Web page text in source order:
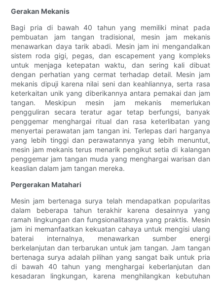
Gerakan Mekanis
Bagi pria di bawah 40 tahun yang memiliki minat pada
pembuatan jam tangan tradisional, mesin jam mekanis
menawarkan daya tarik abadi. Mesin jam ini mengandalkan
sistem roda gigi, pegas, dan escapement yang kompleks
untuk menjaga ketepatan waktu, dan sering kali dibuat
dengan perhatian yang cermat terhadap detail. Mesin jam
mekanis dipuji karena nilai seni dan keahliannya, serta rasa
keterkaitan unik yang diberikannya antara pemakai dan jam
tangan. Meskipun mesin jam mekanis memerlukan
pengguliran secara teratur agar tetap berfungsi, banyak
penggemar menghargai ritual dan rasa keterlibatan yang
menyertai perawatan jam tangan ini. Terlepas dari harganya
yang lebih tinggi dan perawatannya yang lebih menuntut,
mesin jam mekanis terus menarik pengikut setia di kalangan
penggemar jam tangan muda yang menghargai warisan dan
keaslian dalam jam tangan mereka.
Pergerakan Matahari
Mesin jam bertenaga surya telah mendapatkan popularitas
dalam beberapa tahun terakhir karena desainnya yang
ramah lingkungan dan fungsionalitasnya yang praktis. Mesin
jam ini memanfaatkan kekuatan cahaya untuk mengisi ulang
baterai internalnya, menawarkan sumber energi
berkelanjutan dan terbarukan untuk jam tangan. Jam tangan
bertenaga surya adalah pilihan yang sangat baik untuk pria
di bawah 40 tahun yang menghargai keberlanjutan dan
kesadaran lingkungan, karena menghilangkan kebutuhan